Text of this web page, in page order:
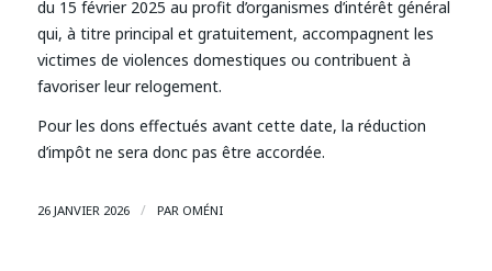
du 15 février 2025 au profit d’organismes d’intérêt général
qui, à titre principal et gratuitement, accompagnent les
victimes de violences domestiques ou contribuent à
favoriser leur relogement.
Pour les dons effectués avant cette date, la réduction
d’impôt ne sera donc pas être accordée.
26 JANVIER 2026 / PAR OMÉNI